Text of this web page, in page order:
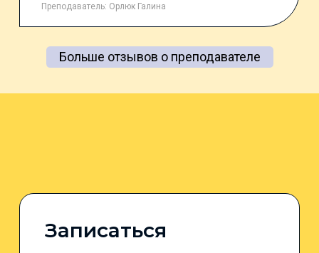
Преподаватель: Орлюк Галина
Больше отзывов о преподавателе
Записаться